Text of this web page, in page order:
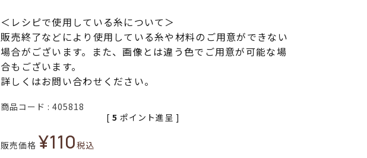
＜レシピで使用している糸について＞
販売終了などにより使用している糸や材料のご用意ができない
場合がございます。また、画像とは違う色でご用意が可能な場
合もございます。
詳しくはお問い合わせください。
商品コード 405818
販売価格 ¥110税込
[ 5 ポイント進呈 ]